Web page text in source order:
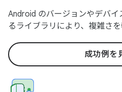
Android のバージョンやデバ
るライブラリにより、複雑さを
成功例を